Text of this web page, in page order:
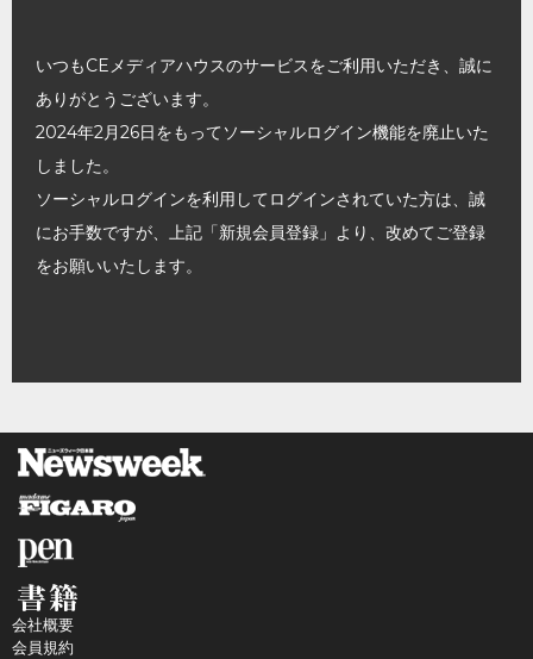
いつもCEメディアハウスのサービスをご利用いただき、誠に
ありがとうございます。
2024年2月26日をもってソーシャルログイン機能を廃止いた
しました。
ソーシャルログインを利用してログインされていた方は、誠
にお手数ですが、上記「新規会員登録」より、改めてご登録
をお願いいたします。
会社概要
会員規約